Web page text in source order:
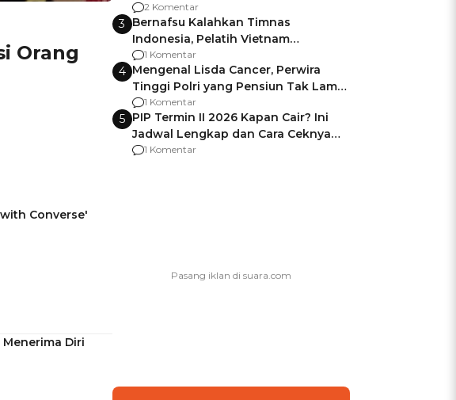
Orang
Converse'
Diri
Pemalang
2 Komentar
3 Bernafsu Kalahkan Timnas
Indonesia, Pelatih Vietnam
Berencana Pakai Jimat di Pakansari
1 Komentar
4 Mengenal Lisda Cancer, Perwira
Tinggi Polri yang Pensiun Tak Lama
Usai Jadi Brigjen
1 Komentar
5 PIP Termin II 2026 Kapan Cair? Ini
Jadwal Lengkap dan Cara Ceknya
agar Dana Tidak Hangus!
1 Komentar